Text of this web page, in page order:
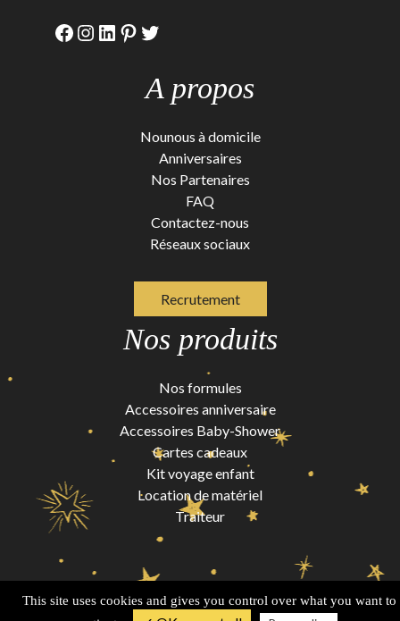
Facebook
Instagram
LinkedIn
Pinterest
Twitter
A propos
Nounous à domicile
Anniversaires
Nos Partenaires
FAQ
Contactez-nous
Réseaux sociaux
Recrutement
Nos produits
Nos formules
Accessoires anniversaire
Accessoires Baby-Shower
Cartes cadeaux
Kit voyage enfant
Location de matériel
Traiteur
Conditions générales de vente
Mentions légales
This site uses cookies and gives you control over what you want to